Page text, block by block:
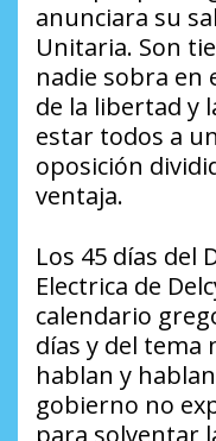
anunciara su
Unitaria. Son
nadie sobra en
de la libertad y
estar todos a
oposición
ventaja.
Los 45 días del
Electrica de
calendario
días y del tema
hablan y
gobierno no
para solventar